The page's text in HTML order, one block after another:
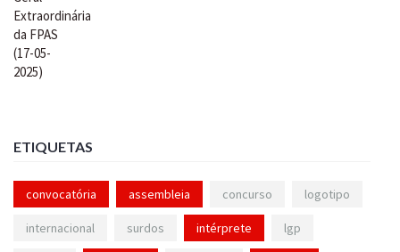
ETIQUETAS
convocatória assembleia concurso logotipo
internacional surdos intérprete lgp